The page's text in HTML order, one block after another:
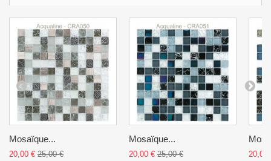
Mosaïque...
20,00 € 25,00 €
Mosaïque...
20,00 € 25,00 € 20,00